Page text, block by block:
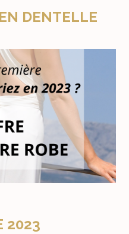
DENTELLE
2023